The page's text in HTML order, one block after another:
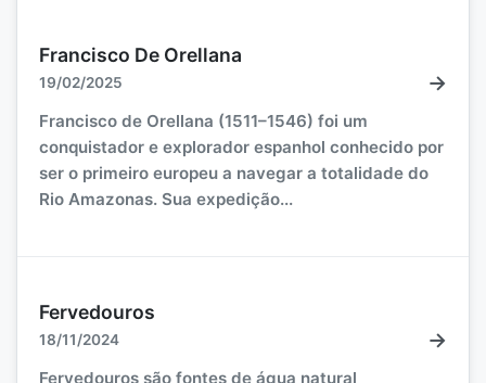
Francisco De Orellana
19/02/2025 →
Francisco de Orellana (1511–1546) foi um
conquistador e explorador espanhol conhecido por
ser o primeiro europeu a navegar a totalidade do
Rio Amazonas. Sua expedição...
Fervedouros
18/11/2024 →
Fervedouros são fontes de água natural